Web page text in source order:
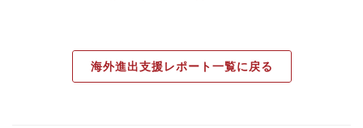
海外進出支援レポート一覧に戻る